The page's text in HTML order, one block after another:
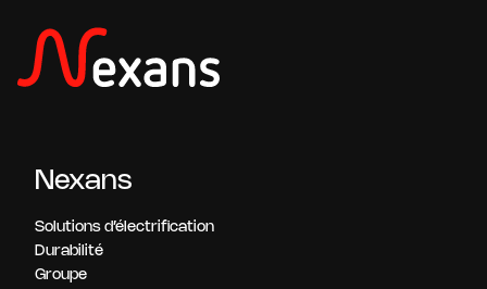
Nexans
Solutions d’électrification
Durabilité
Groupe